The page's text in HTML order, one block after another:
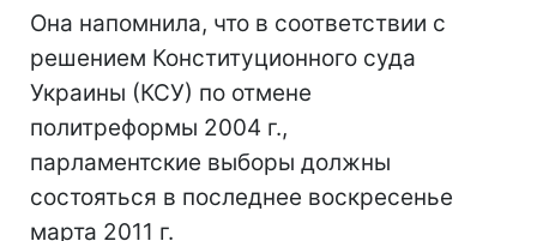
Она напомнила, что в соответствии с
решением Конституционного суда
Украины (КСУ) по отмене
политреформы 2004 г.,
парламентские выборы должны
состояться в последнее воскресенье
марта 2011 г.